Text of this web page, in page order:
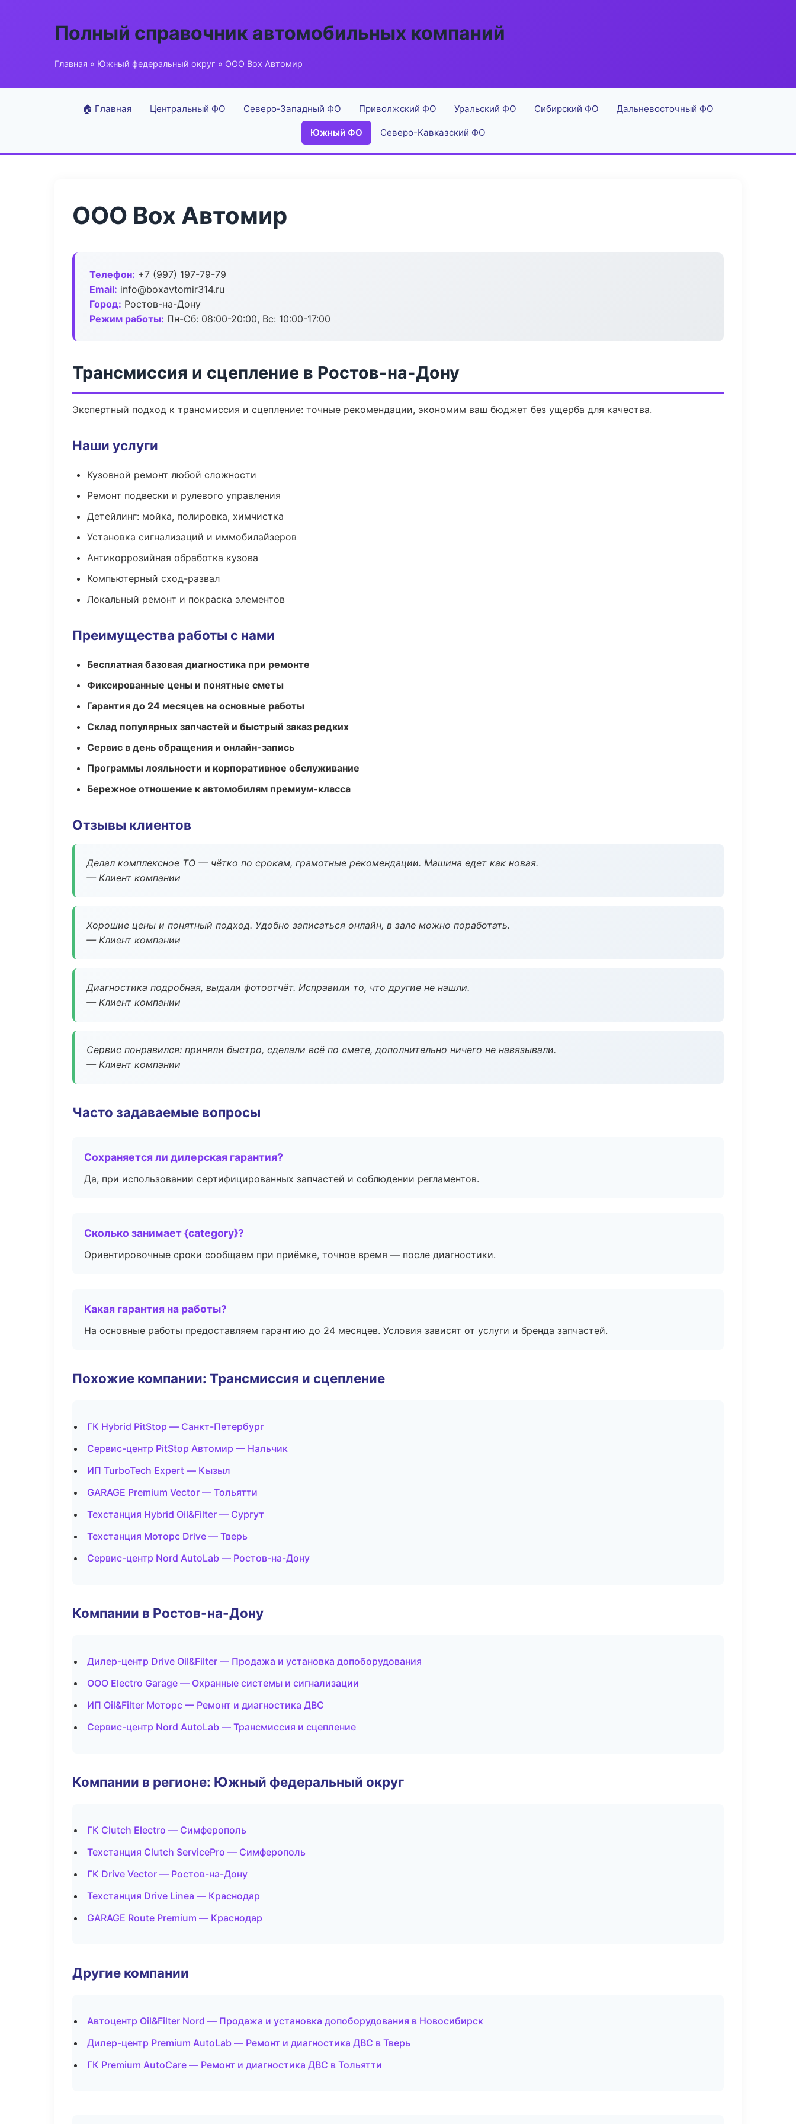
Полный справочник автомобильных компаний
Главная » Южный федеральный округ » ООО Box Автомир
🏠 Главная Центральный ФО Северо-Западный ФО Приволжский ФО Уральский ФО Сибирский ФО Дальневосточный ФО
Южный ФО Северо-Кавказский ФО
ООО Box Автомир
Телефон: +7 (997) 197-79-79
Email: info@boxavtomir314.ru
Город: Ростов-на-Дону
Режим работы: Пн-Сб: 08:00-20:00, Вс: 10:00-17:00
Трансмиссия и сцепление в Ростов-на-Дону
Экспертный подход к трансмиссия и сцепление: точные рекомендации, экономим ваш бюджет без ущерба для качества.
Наши услуги
Кузовной ремонт любой сложности
Ремонт подвески и рулевого управления
Детейлинг: мойка, полировка, химчистка
Установка сигнализаций и иммобилайзеров
Антикоррозийная обработка кузова
Компьютерный сход-развал
Локальный ремонт и покраска элементов
Преимущества работы с нами
Бесплатная базовая диагностика при ремонте
Фиксированные цены и понятные сметы
Гарантия до 24 месяцев на основные работы
Склад популярных запчастей и быстрый заказ редких
Сервис в день обращения и онлайн-запись
Программы лояльности и корпоративное обслуживание
Бережное отношение к автомобилям премиум-класса
Отзывы клиентов
Делал комплексное ТО — чётко по срокам, грамотные рекомендации. Машина едет как новая.
— Клиент компании
Хорошие цены и понятный подход. Удобно записаться онлайн, в зале можно поработать.
— Клиент компании
Диагностика подробная, выдали фотоотчёт. Исправили то, что другие не нашли.
— Клиент компании
Сервис понравился: приняли быстро, сделали всё по смете, дополнительно ничего не навязывали.
— Клиент компании
Часто задаваемые вопросы
Сохраняется ли дилерская гарантия?
Да, при использовании сертифицированных запчастей и соблюдении регламентов.
Сколько занимает {category}?
Ориентировочные сроки сообщаем при приёмке, точное время — после диагностики.
Какая гарантия на работы?
На основные работы предоставляем гарантию до 24 месяцев. Условия зависят от услуги и бренда запчастей.
Похожие компании: Трансмиссия и сцепление
ГК Hybrid PitStop — Санкт-Петербург
Сервис-центр PitStop Автомир — Нальчик
ИП TurboTech Expert — Кызыл
GARAGE Premium Vector — Тольятти
Техстанция Hybrid Oil&Filter — Сургут
Техстанция Моторс Drive — Тверь
Сервис-центр Nord AutoLab — Ростов-на-Дону
Компании в Ростов-на-Дону
Дилер-центр Drive Oil&Filter — Продажа и установка допоборудования
ООО Electro Garage — Охранные системы и сигнализации
ИП Oil&Filter Моторс — Ремонт и диагностика ДВС
Сервис-центр Nord AutoLab — Трансмиссия и сцепление
Компании в регионе: Южный федеральный округ
ГК Clutch Electro — Симферополь
Техстанция Clutch ServicePro — Симферополь
ГК Drive Vector — Ростов-на-Дону
Техстанция Drive Linea — Краснодар
GARAGE Route Premium — Краснодар
Другие компании
Автоцентр Oil&Filter Nord — Продажа и установка допоборудования в Новосибирск
Дилер-центр Premium AutoLab — Ремонт и диагностика ДВС в Тверь
ГК Premium AutoCare — Ремонт и диагностика ДВС в Тольятти